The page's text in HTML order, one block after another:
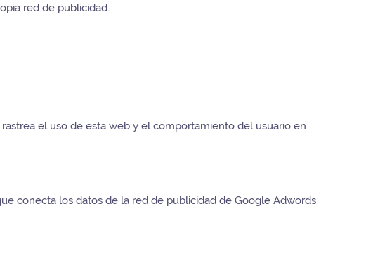
red de publicidad.
el uso de esta web y el comportamiento del usuario en
conecta los datos de la red de publicidad de Google Adwords